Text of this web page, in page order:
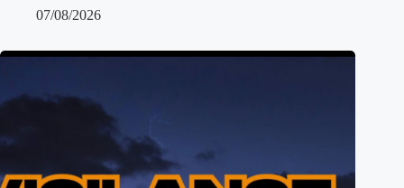
07/08/2026